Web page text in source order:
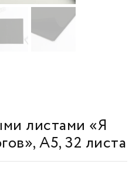
листами «Я
А5, 32 листа